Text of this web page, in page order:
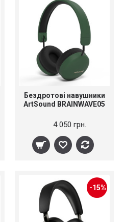
Бездротові навушники
ArtSound BRAINWAVE05
4 050 грн.
-15%